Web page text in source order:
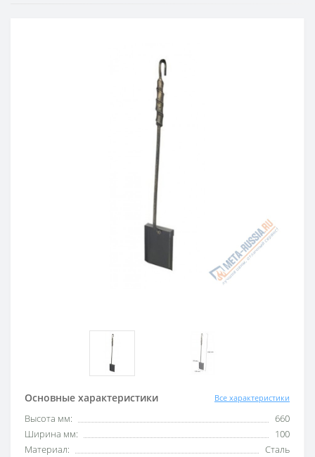
Основные характеристики Все характеристики
Высота мм:
660
Ширина мм:
100
Материал:
Сталь